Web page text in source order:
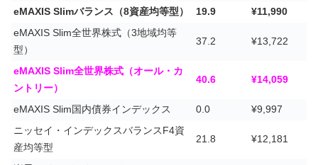
eMAXIS Slimバランス（8資産均等型）
19.9
¥11,990
eMAXIS Slim全世界株式（3地域均等
型）
37.2 ¥13,722
eMAXIS Slim全世界株式（オール・カ
ントリー）
40.6 ¥14,059
eMAXIS Slim国内債券インデックス 0.0
¥9,997
ニッセイ・インデックスバランスF4資
産均等型
21.8 ¥12,181